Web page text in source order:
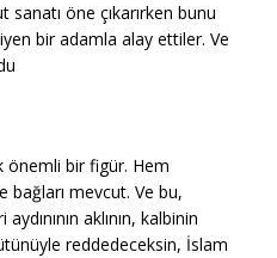
öne çıkarırken bunu
bir adamla alay ettiler. Ve
önemli bir figür. Hem
mevcut. Ve bu,
aklının, kalbinin
reddedeceksin, İslam